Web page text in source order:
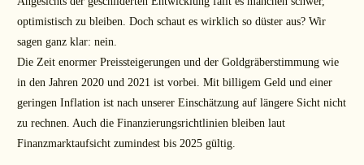
optimistisch zu bleiben. Doch schaut es wirklich so düster aus? Wir
sagen ganz klar: nein.
Die Zeit enormer Preissteigerungen und der Goldgräberstimmung wie
in den Jahren 2020 und 2021 ist vorbei. Mit billigem Geld und einer
geringen Inflation ist nach unserer Einschätzung auf längere Sicht nicht
zu rechnen. Auch die Finanzierungsrichtlinien bleiben laut
Finanzmarktaufsicht zumindest bis 2025 gültig.